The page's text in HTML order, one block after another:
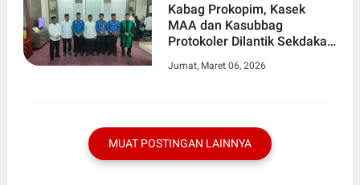
Kabag Prokopim, Kasek
MAA dan Kasubbag
Protokoler Dilantik Sekdakab
Jumat, Maret 06, 2026
MUAT POSTINGAN LAINNYA